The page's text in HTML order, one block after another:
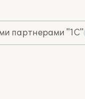
партнерами "1С"